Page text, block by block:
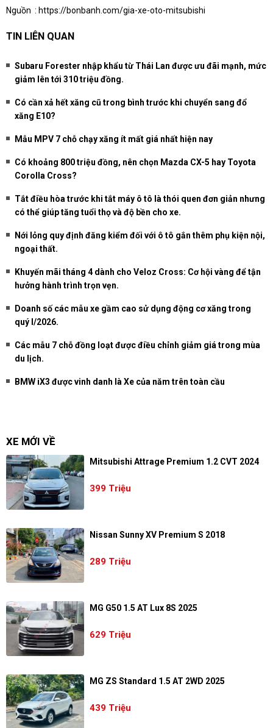
Nguồn : https://bonbanh.com/gia-xe-oto-mitsubishi
TIN LIÊN QUAN
Subaru Forester nhập khẩu từ Thái Lan được ưu đãi mạnh, mức
giảm lên tới 310 triệu đồng.
Có cần xả hết xăng cũ trong bình trước khi chuyển sang đổ
xăng E10?
Mẫu MPV 7 chỗ chạy xăng ít mất giá nhất hiện nay
Có khoảng 800 triệu đồng, nên chọn Mazda CX-5 hay Toyota
Corolla Cross?
Tắt điều hòa trước khi tắt máy ô tô là thói quen đơn giản nhưng
có thể giúp tăng tuổi thọ và độ bền cho xe.
Nới lỏng quy định đăng kiểm đối với ô tô gắn thêm phụ kiện nội,
ngoại thất.
Khuyến mãi tháng 4 dành cho Veloz Cross: Cơ hội vàng để tận
hưởng hành trình trọn vẹn.
Doanh số các mẫu xe gầm cao sử dụng động cơ xăng trong
quý I/2026.
Các mẫu 7 chỗ đồng loạt được điều chỉnh giảm giá trong mùa
du lịch.
BMW iX3 được vinh danh là Xe của năm trên toàn cầu
XE MỚI VỀ
Mitsubishi Attrage Premium 1.2 CVT 2024
399 Triệu
Nissan Sunny XV Premium S 2018
289 Triệu
MG G50 1.5 AT Lux 8S 2025
629 Triệu
MG ZS Standard 1.5 AT 2WD 2025
439 Triệu